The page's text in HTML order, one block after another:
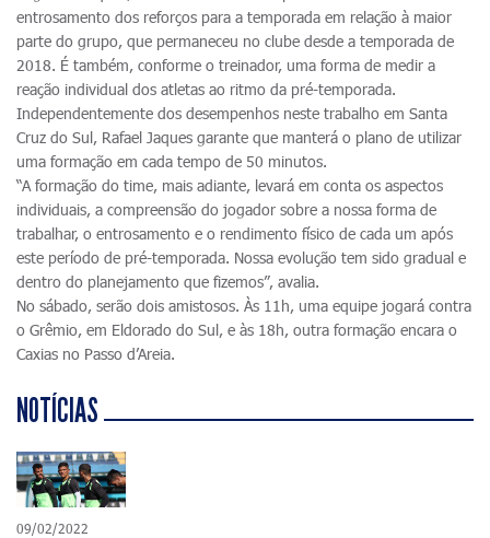
entrosamento dos reforços para a temporada em relação à maior
parte do grupo, que permaneceu no clube desde a temporada de
2018. É também, conforme o treinador, uma forma de medir a
reação individual dos atletas ao ritmo da pré-temporada.
Independentemente dos desempenhos neste trabalho em Santa
Cruz do Sul, Rafael Jaques garante que manterá o plano de utilizar
uma formação em cada tempo de 50 minutos.
“A formação do time, mais adiante, levará em conta os aspectos
individuais, a compreensão do jogador sobre a nossa forma de
trabalhar, o entrosamento e o rendimento físico de cada um após
este período de pré-temporada. Nossa evolução tem sido gradual e
dentro do planejamento que fizemos”, avalia.
No sábado, serão dois amistosos. Às 11h, uma equipe jogará contra
o Grêmio, em Eldorado do Sul, e às 18h, outra formação encara o
Caxias no Passo d’Areia.
NOTÍCIAS
09/02/2022